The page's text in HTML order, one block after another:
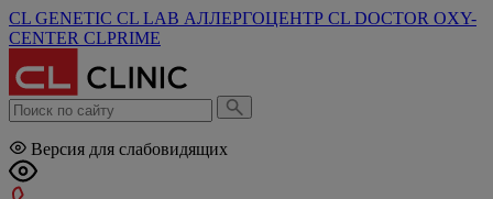
CL GENETIC CL LAB АЛЛЕРГОЦЕНТР CL DOCTOR OXY-
CENTER CLPRIME
Версия для слабовидящих